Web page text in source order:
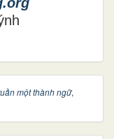
một thành ngữ,